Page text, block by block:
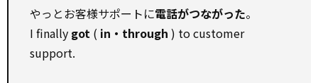
やっとお客様サポートに電話がつながった。
I finally got ( in・through ) to customer
support.